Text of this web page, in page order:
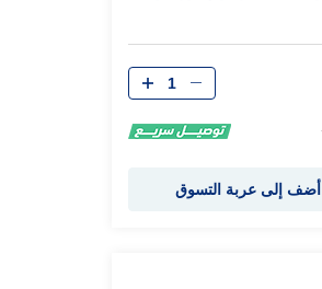
الكمية
أضف إلى عربة التسوق